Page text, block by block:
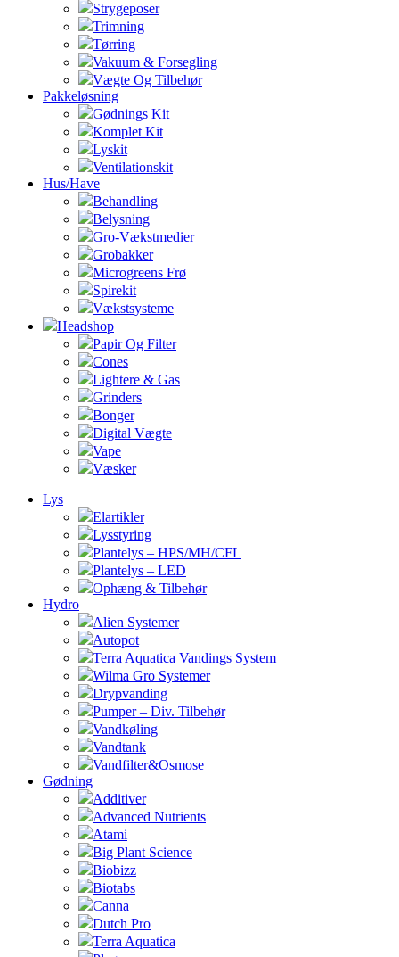
Strygeposer
Trimning
Tørring
Vakuum & Forsegling
Vægte Og Tilbehør
Pakkeløsning
Gødnings Kit
Komplet Kit
Lyskit
Ventilationskit
Hus/Have
Behandling
Belysning
Gro-Vækstmedier
Grobakker
Microgreens Frø
Spirekit
Vækstsysteme
Headshop
Papir Og Filter
Cones
Lightere & Gas
Grinders
Bonger
Digital Vægte
Vape
Væsker
Lys
Elartikler
Lysstyring
Plantelys – HPS/MH/CFL
Plantelys – LED
Ophæng & Tilbehør
Hydro
Alien Systemer
Autopot
Terra Aquatica Vandings System
Wilma Gro Systemer
Drypvanding
Pumper – Div. Tilbehør
Vandkøling
Vandtank
Vandfilter&Osmose
Gødning
Additiver
Advanced Nutrients
Atami
Big Plant Science
Biobizz
Biotabs
Canna
Dutch Pro
Terra Aquatica